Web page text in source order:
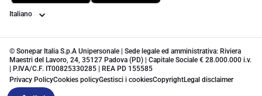
Lingua
© Sonepar Italia S.p.A Unipersonale | Sede legale ed amministrativa: Riviera
Maestri del Lavoro, 24, 35127 Padova (PD) | Capitale Sociale € 28.000.000 i.v.
| P.IVA/C.F. IT00825330285 | REA PD 155585
Privacy PolicyCookies policyGestisci i cookiesCopyrightLegal disclaimer